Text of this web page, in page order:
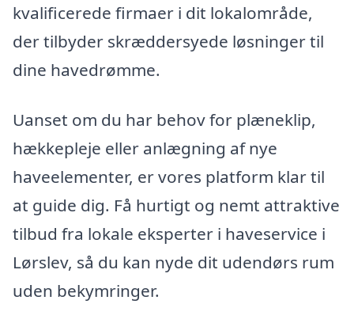
kvalificerede firmaer i dit lokalområde,
der tilbyder skræddersyede løsninger til
dine havedrømme.
Uanset om du har behov for plæneklip,
hækkepleje eller anlægning af nye
haveelementer, er vores platform klar til
at guide dig. Få hurtigt og nemt attraktive
tilbud fra lokale eksperter i haveservice i
Lørslev, så du kan nyde dit udendørs rum
uden bekymringer.